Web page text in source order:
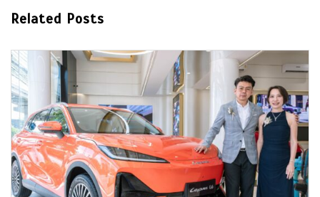
Related Posts